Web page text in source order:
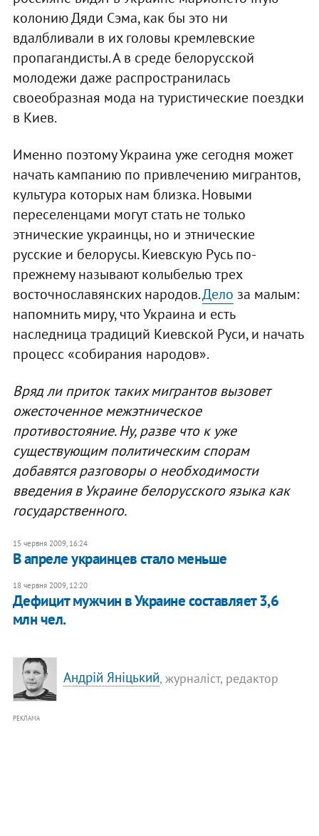
колонию Дяди Сэма, как бы это ни
вдалбливали в их головы кремлевские
пропагандисты. А в среде белорусской
молодежи даже распространилась
своеобразная мода на туристические поездки
в Киев.
Именно поэтому Украина уже сегодня может
начать кампанию по привлечению мигрантов,
культура которых нам близка. Новыми
переселенцами могут стать не только
этнические украинцы, но и этнические
русские и белорусы. Киевскую Русь по-
прежнему называют колыбелью трех
восточнославянских народов.Дело за малым:
напомнить миру, что Украина и есть
наследница традиций Киевской Руси, и начать
процесс «собирания народов».
Вряд ли приток таких мигрантов вызовет
ожесточенное межэтническое
противостояние. Ну, разве что к уже
существующим политическим спорам
добавятся разговоры о необходимости
введения в Украине белорусского языка как
государственного.
15 червня 2009, 16:24
В апреле украинцев стало меньше
18 червня 2009, 12:20
Дефицит мужчин в Украине составляет 3,6
млн чел.
Андрій Яніцький, журналіст, редактор
РЕКЛАМА